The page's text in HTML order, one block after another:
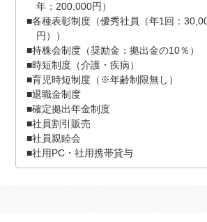
年：200,000円）
■各種表彰制度（優秀社員（年1回：
円））
■持株会制度（奨励金：拠出金の10％）
■時短制度（介護・疾病）
■育児時短制度（※年齢制限無し）
■退職金制度
■確定拠出年金制度
■社員割引販売
■社員親睦会
■社用PC・社用携帯貸与